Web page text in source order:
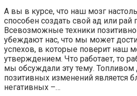
А вы в курсе, что наш мозг
способен создать свой ад или рай
Всевозможные техники
убеждают нас, что мы может
успехов, в которые поверит наш
утверждением. Что работает, то
мы обсуждали эту тему. Топливом
позитивных изменений является
негативных –…